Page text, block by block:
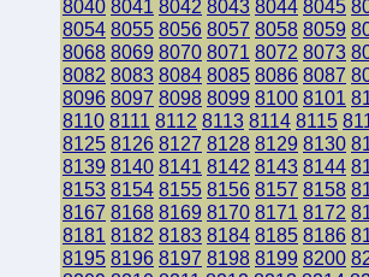
8040 8041 8042 8043 8044 8045
8054 8055 8056 8057 8058 8059
8068 8069 8070 8071 8072 8073
8082 8083 8084 8085 8086 8087
8096 8097 8098 8099 8100 8101
8110 8111 8112 8113 8114 8115
8125 8126 8127 8128 8129 8130
8139 8140 8141 8142 8143 8144
8153 8154 8155 8156 8157 8158
8167 8168 8169 8170 8171 8172
8181 8182 8183 8184 8185 8186
8195 8196 8197 8198 8199 8200